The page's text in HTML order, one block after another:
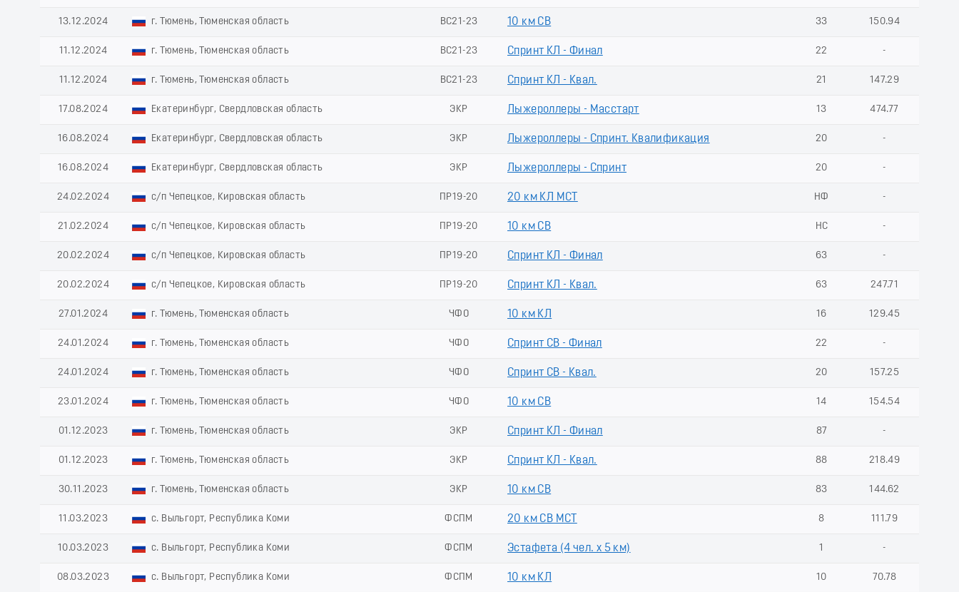
13.12.2024 г. Тюмень, Тюменская область ВС21-23 10 км СВ 33 150.94
11.12.2024 г. Тюмень, Тюменская область ВС21-23 Спринт КЛ - Финал 22 -
11.12.2024 г. Тюмень, Тюменская область ВС21-23 Спринт КЛ - Квал. 21 147.29
17.08.2024 Екатеринбург, Свердловская область ЭКР Лыжероллеры - Масстарт 13 474.77
16.08.2024 Екатеринбург, Свердловская область ЭКР Лыжероллеры - Спринт. Квалификация 20 -
16.08.2024 Екатеринбург, Свердловская область ЭКР Лыжероллеры - Спринт 20 -
24.02.2024 с/п Чепецкое, Кировская область ПР19-20 20 км КЛ МСТ НФ -
21.02.2024 с/п Чепецкое, Кировская область ПР19-20 10 км СВ НС -
20.02.2024 с/п Чепецкое, Кировская область ПР19-20 Спринт КЛ - Финал 63 -
20.02.2024 с/п Чепецкое, Кировская область ПР19-20 Спринт КЛ - Квал. 63 247.71
27.01.2024 г. Тюмень, Тюменская область ЧФО 10 км КЛ 16 129.45
24.01.2024 г. Тюмень, Тюменская область ЧФО Спринт СВ - Финал 22 -
24.01.2024 г. Тюмень, Тюменская область ЧФО Спринт СВ - Квал. 20 157.25
23.01.2024 г. Тюмень, Тюменская область ЧФО 10 км СВ 14 154.54
01.12.2023 г. Тюмень, Тюменская область ЭКР Спринт КЛ - Финал 87 -
01.12.2023 г. Тюмень, Тюменская область ЭКР Спринт КЛ - Квал. 88 218.49
30.11.2023 г. Тюмень, Тюменская область ЭКР 10 км СВ 83 144.62
11.03.2023 с. Выльгорт, Республика Коми ФСПМ 20 км СВ МСТ 8 111.79
10.03.2023 с. Выльгорт, Республика Коми ФСПМ Эстафета (4 чел. х 5 км) 1 -
08.03.2023 с. Выльгорт, Республика Коми ФСПМ 10 км КЛ 10 70.78